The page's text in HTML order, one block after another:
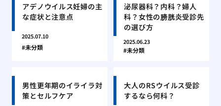
アデノウイルス妊婦の主
な症状と注意点
2025.07.10
未分類
泌尿器科？内科？婦人
科？女性の膀胱炎受診先
の選び方
2025.06.23
未分類
男性更年期のイライラ対
策とセルフケア
大人のRSウイルス受診
するなら何科？